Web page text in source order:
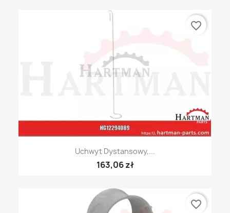
Uchwyt Dystansowy,...
163,06 zł
favorite_border
favorite_border